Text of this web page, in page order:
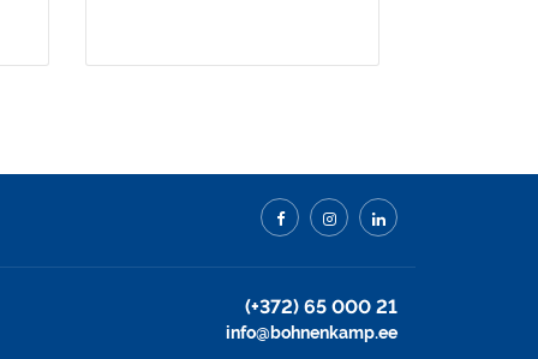
(+372) 65 000 21
info@bohnenkamp.ee